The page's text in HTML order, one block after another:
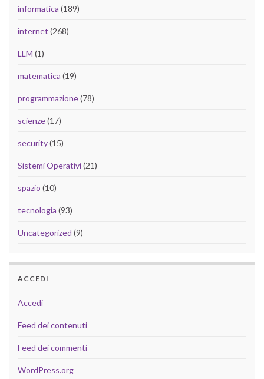
informatica (189)
internet (268)
LLM (1)
matematica (19)
programmazione(78)
scienze(17)
security(15)
Sistemi Operativi(21)
spazio (10)
tecnologia (93)
Uncategorized (9)
ACCEDI
Accedi
Feed dei contenuti
Feed dei commenti
WordPress.org